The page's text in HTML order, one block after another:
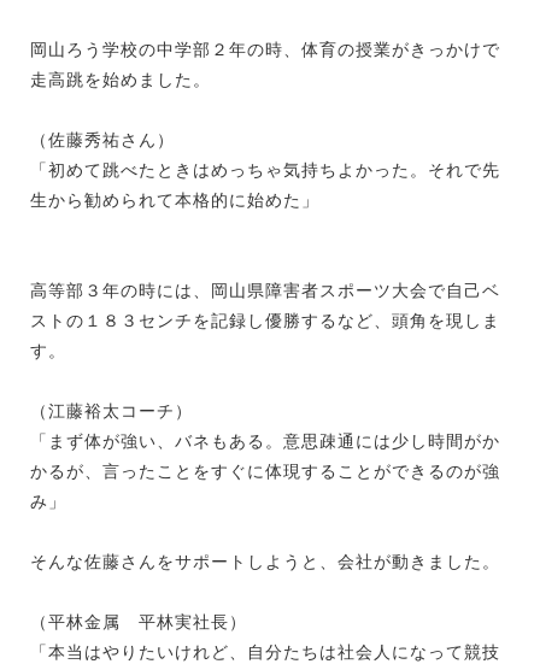
岡山ろう学校の中学部２年の時、体育の授業がきっかけで
走高跳を始めました。
（佐藤秀祐さん）
「初めて跳べたときはめっちゃ気持ちよかった。それで先
生から勧められて本格的に始めた」
高等部３年の時には、岡山県障害者スポーツ大会で自己ベ
ストの１８３センチを記録し優勝するなど、頭角を現しま
す。
（江藤裕太コーチ）
「まず体が強い、バネもある。意思疎通には少し時間がか
かるが、言ったことをすぐに体現することができるのが強
み」
そんな佐藤さんをサポートしようと、会社が動きました。
（平林金属 平林実社長）
「本当はやりたいけれど、自分たちは社会人になって競技